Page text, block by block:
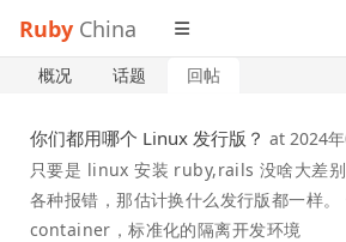
Ruby China
概况 话题 回帖
你们都用哪个 Linux 发行版？ at 2024
只要是 linux 安装 ruby,rails 没啥大差
各种报错，那估计换什么发行版都一样
container，标准化的隔离开发环境